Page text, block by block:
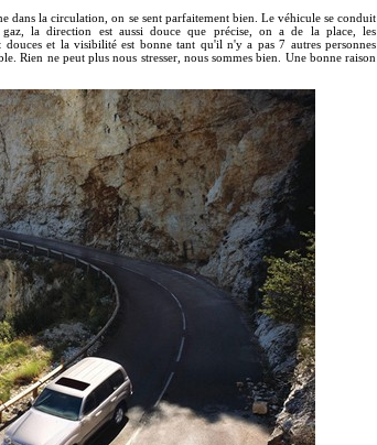
dans la circulation, on se sent parfaitement bien. Le véhicule se conduit
la direction est aussi douce que précise, on a de la place, les
douces et la visibilité est bonne tant qu'il n'y a pas 7 autres personnes
Rien ne peut plus nous stresser, nous sommes bien. Une bonne raison